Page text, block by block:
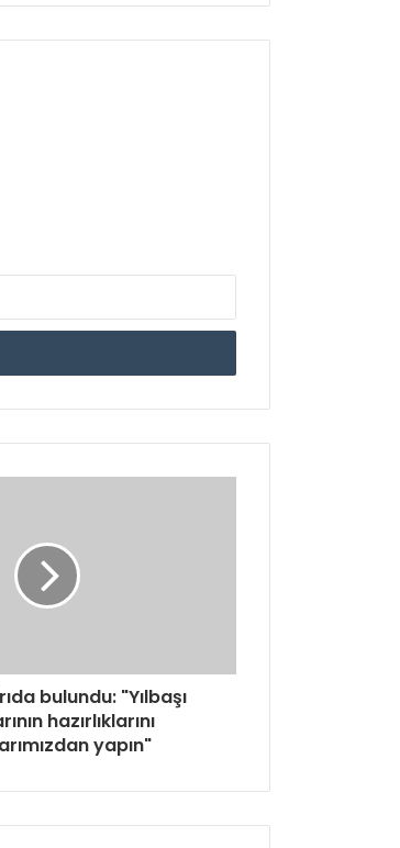
bulundu: "Yılbaşı
hazırlıklarını
yapın"